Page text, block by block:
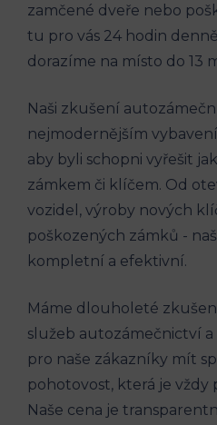
zamčené dveře nebo⁤
tu ‍pro vás​ 24 hodin​
dorazíme na⁣ místo do‌ 13⁢
Naši zkušení
nejmodernějším
aby byli ⁣schopni ⁢vyřešit
zámkem či klíčem. ‌Od⁣
vozidel, výroby ⁤nových
poškozených ‌zámků -​
kompletní a efektivní.
Máme dlouholeté
služeb autozámečnictví
pro naše ‌zákazníky⁤ mít
pohotovost, která ⁣je vždy
Naše cena je⁤